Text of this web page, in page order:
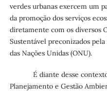
verdes urbanas exercem um
da promoção dos serviços
diretamente com os diversos
Sustentável preconizados
das Nações Unidas (ONU).
É diante desse contexto,
Planejamento e Gestão